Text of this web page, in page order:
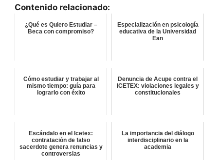
Contenido relacionado:
¿Qué es Quiero Estudiar –
Beca con compromiso?
Especialización en psicología
educativa de la Universidad
Ean
Cómo estudiar y trabajar al
mismo tiempo: guía para
lograrlo con éxito
Denuncia de Acupe contra el
ICETEX: violaciones legales y
constitucionales
Escándalo en el Icetex:
contratación de falso
sacerdote genera renuncias y
controversias
La importancia del diálogo
interdisciplinario en la
academia